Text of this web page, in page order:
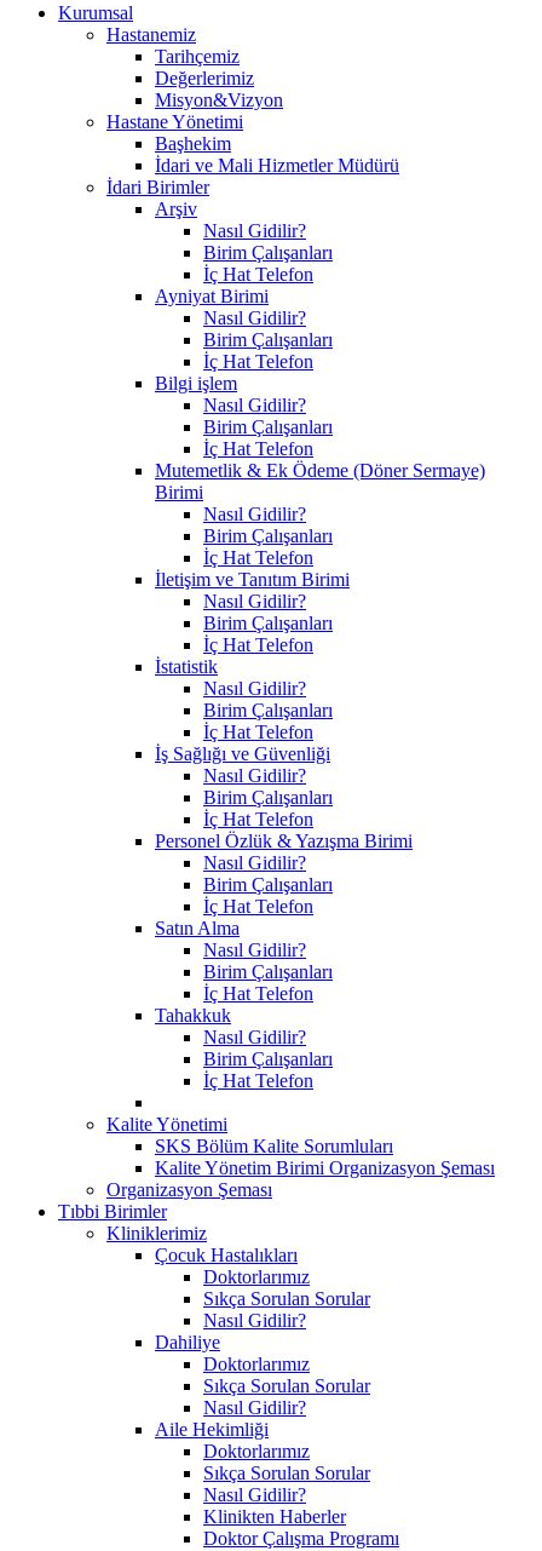
Kurumsal
Hastanemiz
Tarihçemiz
Değerlerimiz
Misyon&Vizyon
Hastane Yönetimi
Başhekim
İdari ve Mali Hizmetler Müdürü
İdari Birimler
Arşiv
Nasıl Gidilir?
Birim Çalışanları
İç Hat Telefon
Ayniyat Birimi
Nasıl Gidilir?
Birim Çalışanları
İç Hat Telefon
Bilgi işlem
Nasıl Gidilir?
Birim Çalışanları
İç Hat Telefon
Mutemetlik & Ek Ödeme (Döner Sermaye)
Birimi
Nasıl Gidilir?
Birim Çalışanları
İç Hat Telefon
İletişim ve Tanıtım Birimi
Nasıl Gidilir?
Birim Çalışanları
İç Hat Telefon
İstatistik
Nasıl Gidilir?
Birim Çalışanları
İç Hat Telefon
İş Sağlığı ve Güvenliği
Nasıl Gidilir?
Birim Çalışanları
İç Hat Telefon
Personel Özlük & Yazışma Birimi
Nasıl Gidilir?
Birim Çalışanları
İç Hat Telefon
Satın Alma
Nasıl Gidilir?
Birim Çalışanları
İç Hat Telefon
Tahakkuk
Nasıl Gidilir?
Birim Çalışanları
İç Hat Telefon
Kalite Yönetimi
SKS Bölüm Kalite Sorumluları
Kalite Yönetim Birimi Organizasyon Şeması
Organizasyon Şeması
Tıbbi Birimler
Kliniklerimiz
Çocuk Hastalıkları
Doktorlarımız
Sıkça Sorulan Sorular
Nasıl Gidilir?
Dahiliye
Doktorlarımız
Sıkça Sorulan Sorular
Nasıl Gidilir?
Aile Hekimliği
Doktorlarımız
Sıkça Sorulan Sorular
Nasıl Gidilir?
Klinikten Haberler
Doktor Çalışma Programı